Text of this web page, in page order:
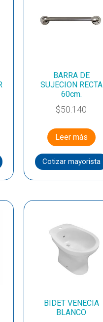
BARRA DE
SUJECION RECTA
60cm.
$50.140
Leer más
Cotizar mayorista
BIDET VENECIA
BLANCO